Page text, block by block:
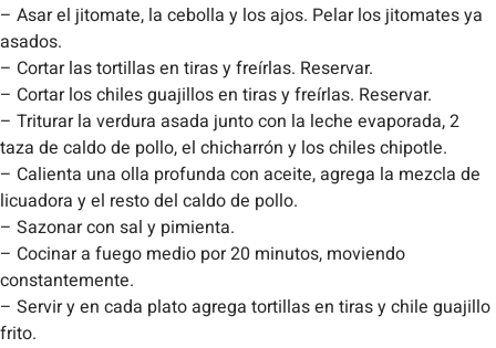
– Asar el jitomate, la cebolla y los ajos. Pelar los jitomates ya
asados.
– Cortar las tortillas en tiras y freírlas. Reservar.
– Cortar los chiles guajillos en tiras y freírlas. Reservar.
– Triturar la verdura asada junto con la leche evaporada, 2
taza de caldo de pollo, el chicharrón y los chiles chipotle.
– Calienta una olla profunda con aceite, agrega la mezcla de
licuadora y el resto del caldo de pollo.
– Sazonar con sal y pimienta.
– Cocinar a fuego medio por 20 minutos, moviendo
constantemente.
– Servir y en cada plato agrega tortillas en tiras y chile guajillo
frito.